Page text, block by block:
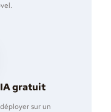
gratuit
sur un